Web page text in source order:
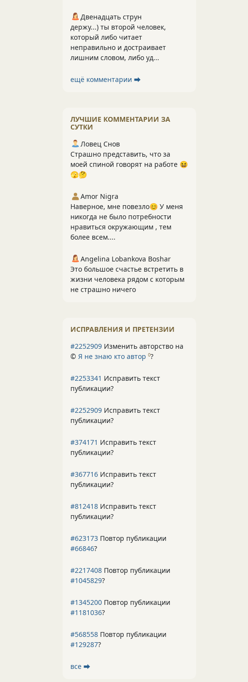
Двенадцать струн
держу...) ты второй человек,
который либо читает
неправильно и достраивает
лишним словом, либо уд...
ещё комментарии ⮕
ЛУЧШИЕ КОММЕНТАРИИ ЗА
СУТКИ
Ловец Снов
Страшно представить, что за
моей спиной говорят на работе 😆
🫣🤔
Amor Nigra
Наверное, мне повезло😊 У меня
никогда не было потребности
нравиться окружающим , тем
более всем....
Angelina Lobankova Boshar
Это большое счастье встретить в
жизни человека рядом с которым
не страшно ничего
ИСПРАВЛЕНИЯ И ПРЕТЕНЗИИ
#2252909 Изменить авторство на
© Я не знаю кто автор 0?
#2253341 Исправить текст
публикации?
#2252909 Исправить текст
публикации?
#374171 Исправить текст
публикации?
#367716 Исправить текст
публикации?
#812418 Исправить текст
публикации?
#623173 Повтор публикации
#66846?
#2217408 Повтор публикации
#1045829?
#1345200 Повтор публикации
#1181036?
#568558 Повтор публикации
#129287?
все ⮕